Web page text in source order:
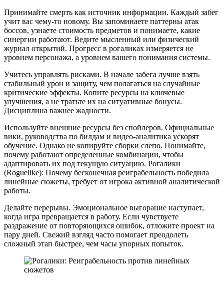
Принимайте смерть как источник информации. Каждый забег
учит вас чему-то новому. Вы запоминаете паттерны атак
боссов, узнаете стоимость предметов и понимаете, какие
синергии работают. Ведите мысленный или физический
журнал открытий. Прогресс в рогаликах измеряется не
уровнем персонажа, а уровнем вашего понимания системы.
Учитесь управлять рисками. В начале забега лучше взять
стабильный урон и защиту, чем полагаться на случайные
критические эффекты. Копите ресурсы на ключевые
улучшения, а не тратьте их на ситуативные бонусы.
Дисциплина важнее жадности.
Используйте внешние ресурсы без спойлеров. Официальные
вики, руководства по билдам и видео-аналитика ускорят
обучение. Однако не копируйте сборки слепо. Понимайте,
почему работают определенные комбинации, чтобы
адаптировать их под текущую ситуацию. Рогалики
(Roguelike): Почему бесконечная реиграбельность победила
линейные сюжеты, требует от игрока активной аналитической
работы.
Делайте перерывы. Эмоциональное выгорание наступает,
когда игра превращается в работу. Если чувствуете
раздражение от повторяющихся ошибок, отложите проект на
пару дней. Свежий взгляд часто помогает преодолеть
сложный этап быстрее, чем часы упорных попыток.